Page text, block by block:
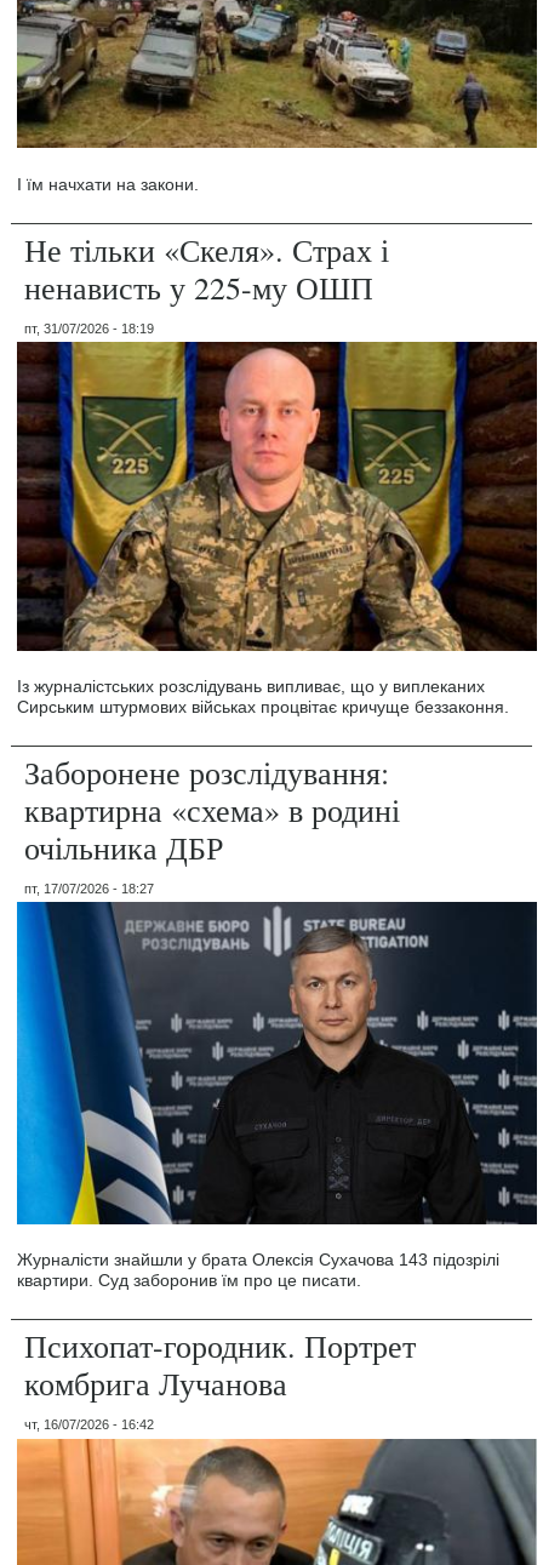
І їм начхати на закони.
Не тільки «Скеля». Страх і
ненависть у 225-му ОШП
пт, 31/07/2026 - 18:19
Із журналістських розслідувань випливає, що у виплеканих
Сирським штурмових військах процвітає кричуще беззаконня.
Заборонене розслідування:
квартирна «схема» в родині
очільника ДБР
пт, 17/07/2026 - 18:27
Журналісти знайшли у брата Олексія Сухачова 143 підозрілі
квартири. Суд заборонив їм про це писати.
Психопат-городник. Портрет
комбрига Лучанова
чт, 16/07/2026 - 16:42